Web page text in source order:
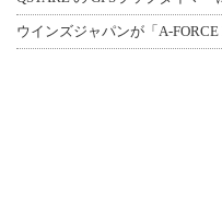
ウインズジャパンが「A-